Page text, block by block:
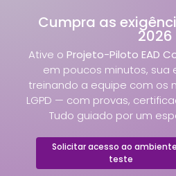
Cumpra as
2026
Ative o Projeto-Piloto EAD
em poucos minutos, sua
treinando a equipe com os
LGPD — com provas,
Tudo guiado por um
Solicitar acesso ao
teste